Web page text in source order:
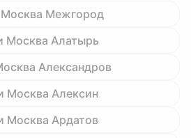
Москва Межгород
Москва Алатырь
Александров
Москва Алексин
Москва Ардатов